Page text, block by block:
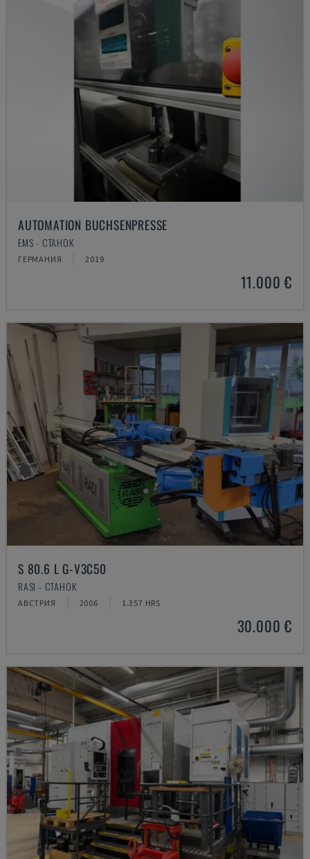
AUTOMATION BUCHSENPRESSE
EMS - СТАНОК
ГЕРМАНИЯ 2019
11.000 €
S 80.6 L G-V3C50
RASI - СТАНОК
АВСТРИЯ 2006 1.357 HRS
30.000 €